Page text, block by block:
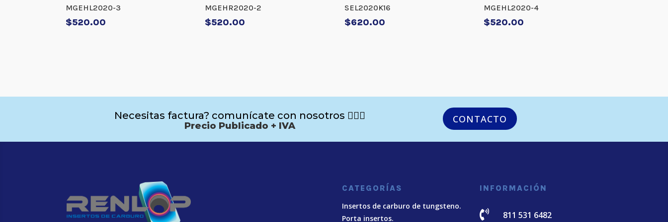
MGEHL2020-3
$520.00
MGEHR2020-2
$520.00
SEL2020K16
$620.00
MGEHL2020-4
$520.00
Necesitas factura? comunícate con nosotros 🙋🏻‍♂️
Precio Publicado + IVA
CONTACTO
CATEGORÍAS
Insertos de carburo de tungsteno.
Porta insertos.
INFORMACIÓN
 811 531 6482